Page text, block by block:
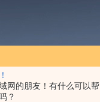
网的朋友！有什么可以帮
？